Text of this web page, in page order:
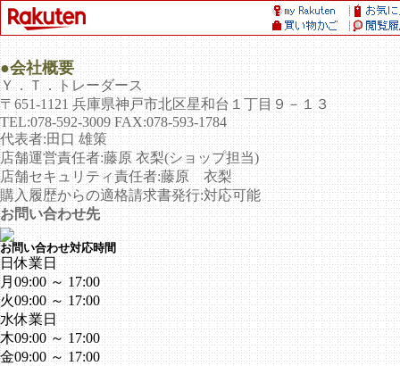
●会社概要
Ｙ．Ｔ．トレーダース
〒651-1121 兵庫県神戸市北区星和台１丁目９－１３
TEL:078-592-3009 FAX:078-593-1784
代表者:田口 雄策
店舗運営責任者:藤原 衣梨(ショップ担当)
店舗セキュリティ責任者:藤原 衣梨
購入履歴からの適格請求書発行:対応可能
お問い合わせ先
お問い合わせ対応時間
日休業日
月09:00 ～ 17:00
火09:00 ～ 17:00
水休業日
木09:00 ～ 17:00
金09:00 ～ 17:00